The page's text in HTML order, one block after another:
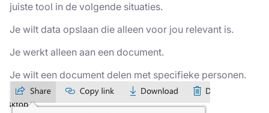
juiste tool in de volgende situaties.
Je wilt data opslaan die alleen voor jou relevant is.
Je werkt alleen aan een document.
Je wilt een document delen met specifieke personen.